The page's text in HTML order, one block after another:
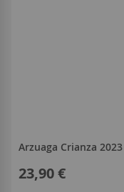
Arzuaga Crianza 2023
23,90 €